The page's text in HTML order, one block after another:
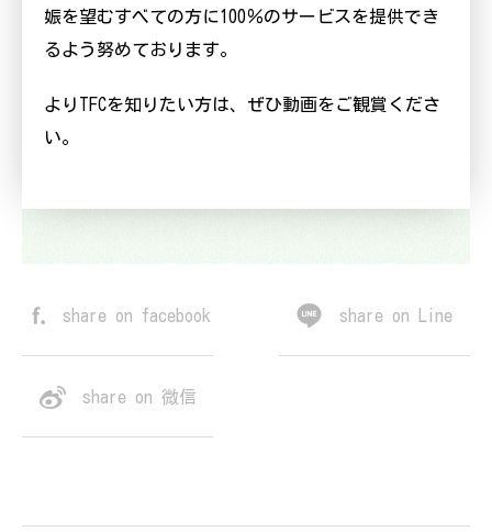
娠を望むすべての方に100％のサービスを提供でき
るよう努めております。
より TFCを知りたい方は、ぜひ動画をご観賞くださ
い。
share on facebook share on Line
share on 微信